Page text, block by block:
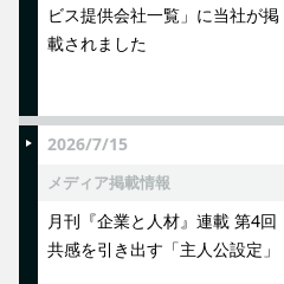
ビス提供会社一覧」に当社が掲
載されました
2026/7/15
メディア掲載情報
月刊『企業と人材』連載 第4回
共感を引き出す「主人公設定」